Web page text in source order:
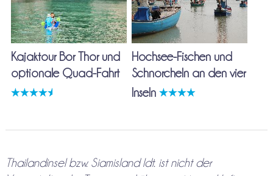
Kajaktour Bor Thor und
optionale Quad-Fahrt
Hochsee-Fischen und
Schnorcheln an den vier
Inseln
Thailandinsel bzw. Siamisland ldt. ist nicht der